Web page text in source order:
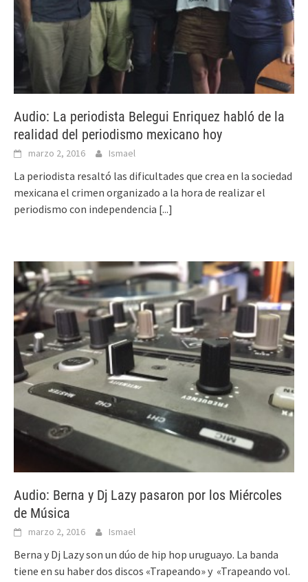
Audio: La periodista Belegui Enriquez habló de la
realidad del periodismo mexicano hoy
marzo 2, 2016 Ismael
La periodista resaltó las dificultades que crea en la sociedad
mexicana el crimen organizado a la hora de realizar el
periodismo con independencia [...]
Audio: Berna y Dj Lazy pasaron por los Miércoles
de Música
marzo 2, 2016 Ismael
Berna y Dj Lazy son un dúo de hip hop uruguayo. La banda
tiene en su haber dos discos «Trapeando» y «Trapeando vol.